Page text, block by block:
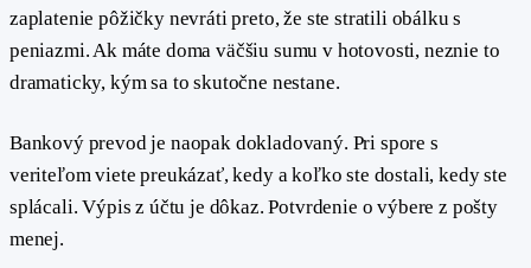
zaplatenie pôžičky nevráti preto, že ste stratili obálku s
peniazmi. Ak máte doma väčšiu sumu v hotovosti, neznie to
dramaticky, kým sa to skutočne nestane.
Bankový prevod je naopak dokladovaný. Pri spore s
veriteľom viete preukázať, kedy a koľko ste dostali, kedy ste
splácali. Výpis z účtu je dôkaz. Potvrdenie o výbere z pošty
menej.